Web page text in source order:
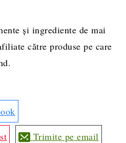
și ingrediente de mai
către produse pe care
Trimite pe email